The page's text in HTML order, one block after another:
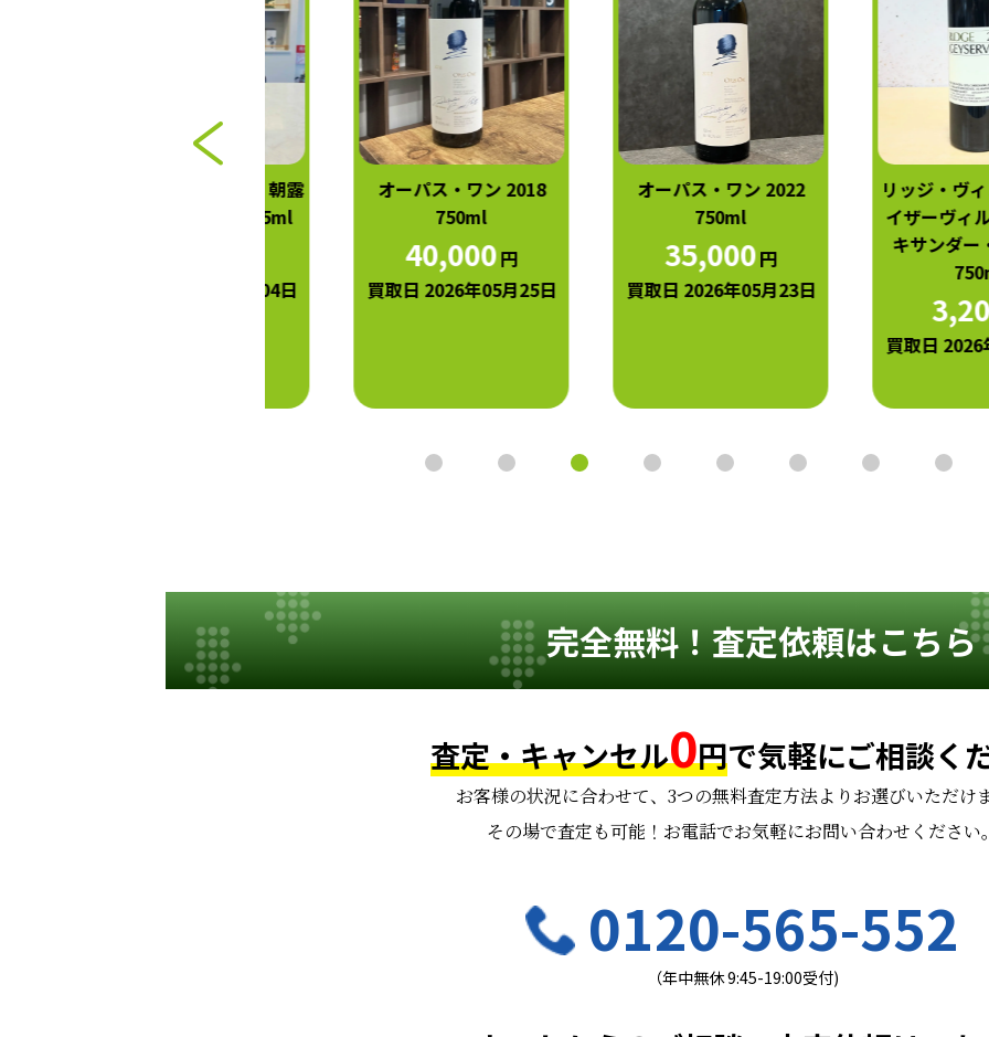
オーパス・ワン 2018
40,000円
買取日 2026年05月25日
オーパス・ワン 2022
35,000円
買取日 2026年05月23日
リッジ・ヴィンヤード
イザーヴィル 2020 アレ
キサンダー・ヴァレー
円
買取日 2026年05月04日
完全無料！査定依頼はこちら
査定・キャンセル0円で気軽にご相談く
お客様の状況に合わせて、 3つの無料査定方法よりお選びいただけ
その場で査定も可能！お電話でお気軽にお問い合わせください
0120-565-552
（年中無休 9:45-19:00受付)